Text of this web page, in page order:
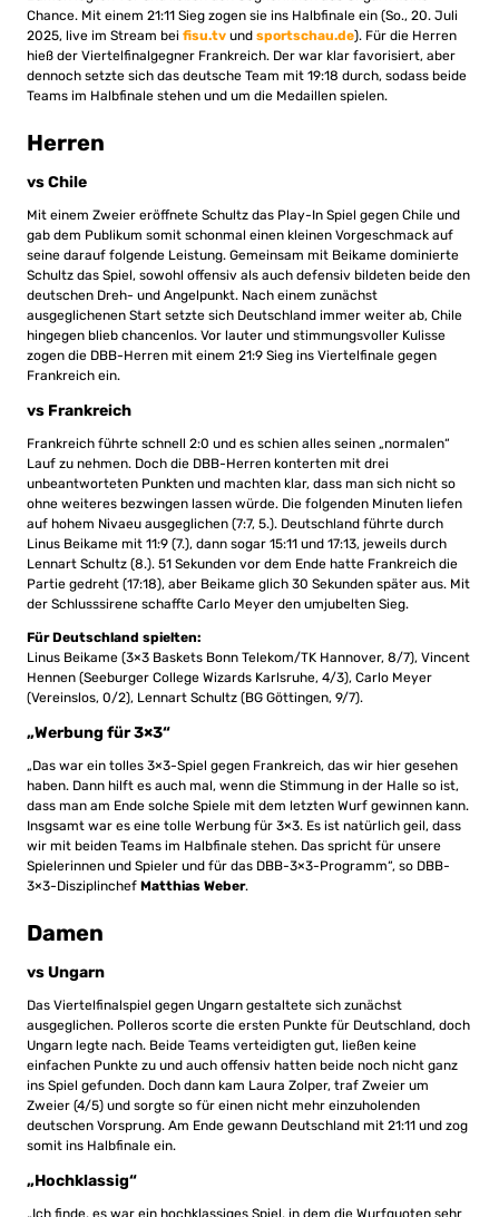
Chance. Mit einem 21:11 Sieg zogen sie ins Halbfinale ein (So., 20. Juli
2025, live im Stream bei fisu.tv und sportschau.de). Für die Herren
hieß der Viertelfinalgegner Frankreich. Der war klar favorisiert, aber
dennoch setzte sich das deutsche Team mit 19:18 durch, sodass beide
Teams im Halbfinale stehen und um die Medaillen spielen.
Herren
vs Chile
Mit einem Zweier eröffnete Schultz das Play-In Spiel gegen Chile und
gab dem Publikum somit schonmal einen kleinen Vorgeschmack auf
seine darauf folgende Leistung. Gemeinsam mit Beikame dominierte
Schultz das Spiel, sowohl offensiv als auch defensiv bildeten beide den
deutschen Dreh- und Angelpunkt. Nach einem zunächst
ausgeglichenen Start setzte sich Deutschland immer weiter ab, Chile
hingegen blieb chancenlos. Vor lauter und stimmungsvoller Kulisse
zogen die DBB-Herren mit einem 21:9 Sieg ins Viertelfinale gegen
Frankreich ein.
vs Frankreich
Frankreich führte schnell 2:0 und es schien alles seinen „normalen“
Lauf zu nehmen. Doch die DBB-Herren konterten mit drei
unbeantworteten Punkten und machten klar, dass man sich nicht so
ohne weiteres bezwingen lassen würde. Die folgenden Minuten liefen
auf hohem Nivaeu ausgeglichen (7:7, 5.). Deutschland führte durch
Linus Beikame mit 11:9 (7.), dann sogar 15:11 und 17:13, jeweils durch
Lennart Schultz (8.). 51 Sekunden vor dem Ende hatte Frankreich die
Partie gedreht (17:18), aber Beikame glich 30 Sekunden später aus. Mit
der Schlusssirene schaffte Carlo Meyer den umjubelten Sieg.
Für Deutschland spielten:
Linus Beikame (3×3 Baskets Bonn Telekom/TK Hannover, 8/7), Vincent
Hennen (Seeburger College Wizards Karlsruhe, 4/3), Carlo Meyer
(Vereinslos, 0/2), Lennart Schultz (BG Göttingen, 9/7).
„Werbung für 3×3“
„Das war ein tolles 3×3-Spiel gegen Frankreich, das wir hier gesehen
haben. Dann hilft es auch mal, wenn die Stimmung in der Halle so ist,
dass man am Ende solche Spiele mit dem letzten Wurf gewinnen kann.
Insgsamt war es eine tolle Werbung für 3×3. Es ist natürlich geil, dass
wir mit beiden Teams im Halbfinale stehen. Das spricht für unsere
Spielerinnen und Spieler und für das DBB-3×3-Programm“, so DBB-
3×3-Disziplinchef Matthias Weber.
Damen
vs Ungarn
Das Viertelfinalspiel gegen Ungarn gestaltete sich zunächst
ausgeglichen. Polleros scorte die ersten Punkte für Deutschland, doch
Ungarn legte nach. Beide Teams verteidigten gut, ließen keine
einfachen Punkte zu und auch offensiv hatten beide noch nicht ganz
ins Spiel gefunden. Doch dann kam Laura Zolper, traf Zweier um
Zweier (4/5) und sorgte so für einen nicht mehr einzuholenden
deutschen Vorsprung. Am Ende gewann Deutschland mit 21:11 und zog
somit ins Halbfinale ein.
„Hochklassig“
„Ich finde, es war ein hochklassiges Spiel, in dem die Wurfquoten sehr